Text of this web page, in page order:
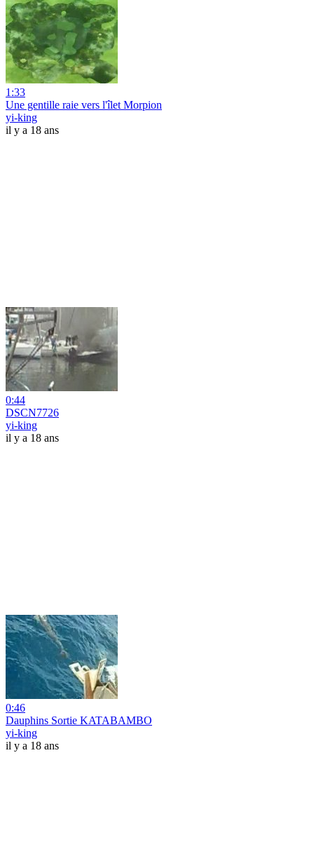
1:33
Une gentille raie vers l'îlet Morpion
yi-king
il y a 18 ans
0:44
DSCN7726
yi-king
il y a 18 ans
0:46
Dauphins Sortie KATABAMBO
yi-king
il y a 18 ans